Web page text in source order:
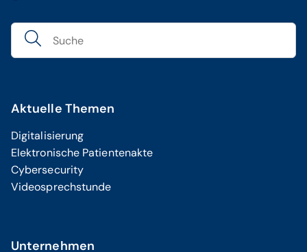
Aktuelle Themen
Digitalisierung
Elektronische Patientenakte
Cybersecurity
Videosprechstunde
Unternehmen